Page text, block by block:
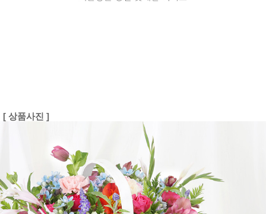
[ 상품사진 ]